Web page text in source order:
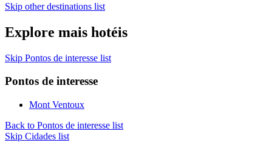
Skip other destinations list
Explore mais hotéis
Skip Pontos de interesse list
Pontos de interesse
Mont Ventoux
Back to Pontos de interesse list
Skip Cidades list